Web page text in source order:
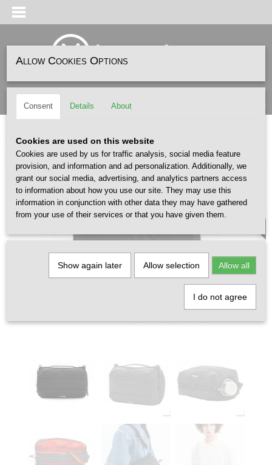
Log in Register SHOPPING CART
(0)
Home>ACCESSOIRES>TASSEN>TOPOLOGIE
Sacoche Large Black Puffer
Excl. STRAP
Allow Cookies Options
Consent Details About
Cookies are used on this website
Cookies are used by us for traffic analysis, social media feature
provision, and information and ad personalization. Additionally, we
grant our social media, advertising, and analytics partners access
to information about how you use our site. They may use this
information in conjunction with other data they may have gathered
from your use of their services or that you have given them.
Show again later Allow selection Allow all
I do not agree